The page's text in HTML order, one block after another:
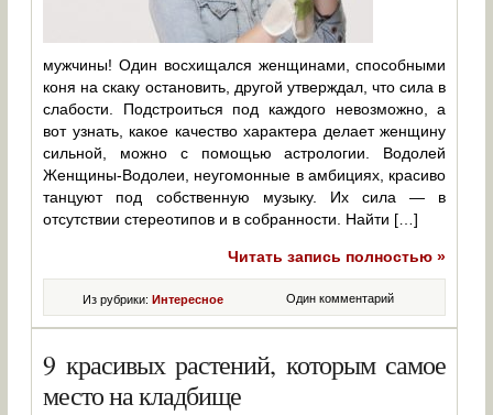
мужчины! Один восхищался женщинами, способными
коня на скаку остановить, другой утверждал, что сила в
слабости. Подстроиться под каждого невозможно, а
вот узнать, какое качество характера делает женщину
сильной, можно с помощью астрологии. Водолей
Женщины-Водолеи, неугомонные в амбициях, красиво
танцуют под собственную музыку. Их сила — в
отсутствии стереотипов и в собранности. Найти […]
Читать запись полностью »
Один комментарий
Из рубрики:Интересное
9 красивых растений, которым самое
место на кладбище